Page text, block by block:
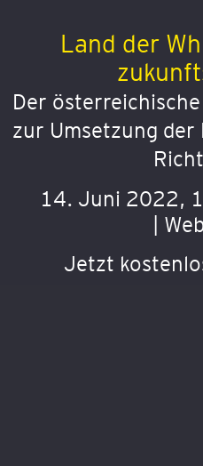
Land der
Der
zur Umsetzung der
14. Juni 2022,
|
Jetzt